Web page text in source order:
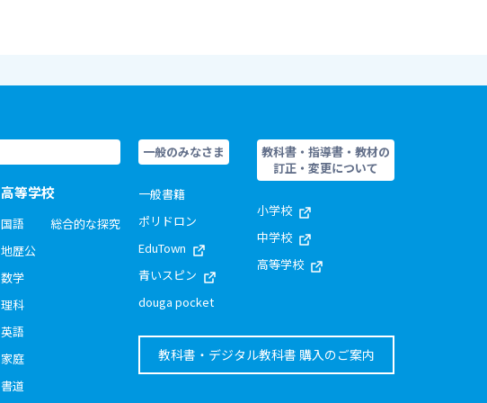
高等学校
国語
地歴公
数学
理科
英語
家庭
書道
総合的な探究
一般のみなさま
一般書籍
ポリドロン
EduTown
青いスピン
douga pocket
教科書・指導書・教材の
訂正・変更について
小学校
中学校
高等学校
教科書・デジタル教科書 購入のご案内